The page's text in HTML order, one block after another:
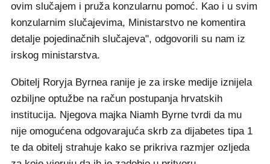
ovim slučajem i pruža konzularnu pomoć. Kao i u svim
konzularnim slučajevima, Ministarstvo ne komentira
detalje pojedinačnih slučajeva", odgovorili su nam iz
irskog ministarstva.
Obitelj Roryja Byrnea ranije je za irske medije iznijela
ozbiljne optužbe na račun postupanja hrvatskih
institucija. Njegova majka Niamh Byrne tvrdi da mu
nije omogućena odgovarajuća skrb za dijabetes tipa 1
te da obitelj strahuje kako se prikriva razmjer ozljeda